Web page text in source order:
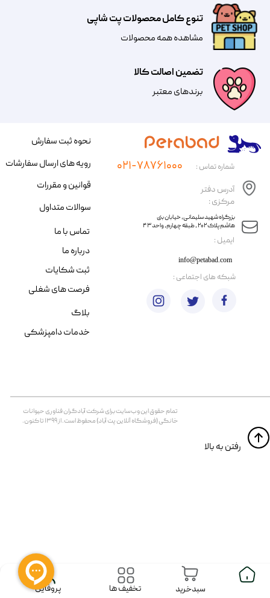
تضمین اصالت کالا
​​برندهای معتبر​​​​​​​
تنوع کامل محصولات پت شاپی
مشاهده همه محصولات
​ایمیل :
آدرس دفتر
مرکزی :
info@petabad.com
​​بزرگراه شهید سلیمانی، خیابان بنی
هاشم پلاک ۲۰۲ ، طبقه چهارم، واحد ۴۳
شماره تماس : ۰۲۱-۷۸۷۶۱۰۰۰
تمام حقوق اين وب‌سايت برای شرکت آبادگران فناوری حیوانات
خانگی (فروشگاه آنلاین پت آباد) محفوظ است. از ۱۳۹۹ تا کنون.
​​رفتن به بالا
نحوه ثبت سفارش
رویه های ارسال سفارشات
قوانین و مقررات
سوالات متداول
تماس با ما
درباره ما
ثبت شکایات
فرصت های شغلی
​شبکه های اجتماعی :
بلاگ
خدمات دامپزشکی
سبدخرید تخفیف ها پروفایل